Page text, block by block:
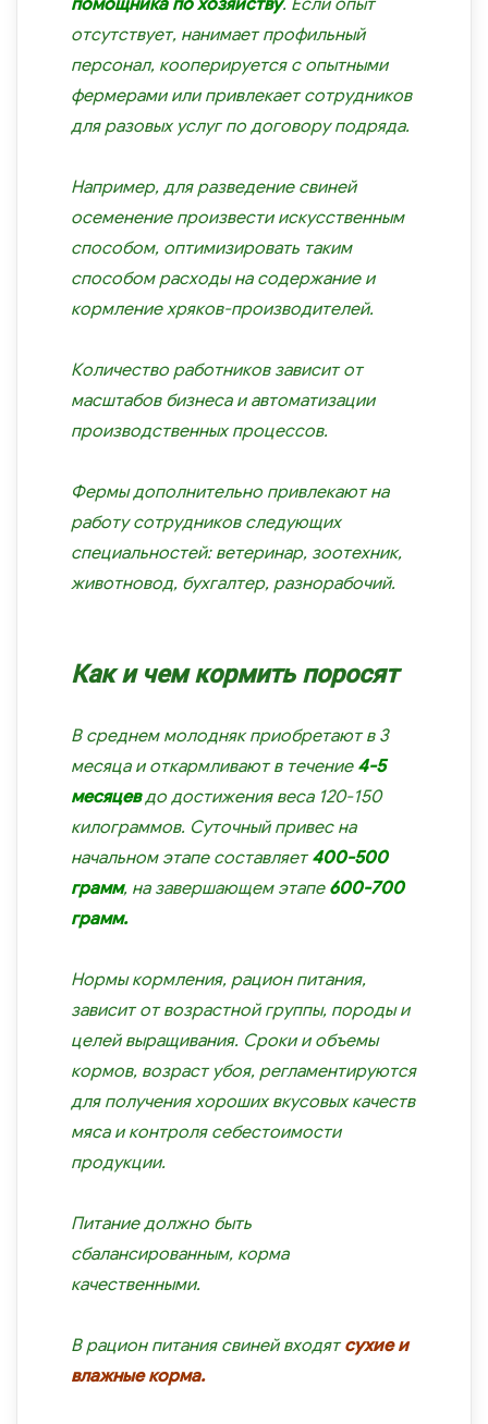
помощника по хозяйству. Если опыт
отсутствует, нанимает профильный
персонал, кооперируется с опытными
фермерами или привлекает сотрудников
для разовых услуг по договору подряда.
Например, для разведение свиней
осеменение произвести искусственным
способом, оптимизировать таким
способом расходы на содержание и
кормление хряков-производителей.
Количество работников зависит от
масштабов бизнеса и автоматизации
производственных процессов.
Фермы дополнительно привлекают на
работу сотрудников следующих
специальностей: ветеринар, зоотехник,
животновод, бухгалтер, разнорабочий.
Как и чем кормить поросят
В среднем молодняк приобретают в 3
месяца и откармливают в течение 4-5
месяцевдо достижения веса 120-150
килограммов. Суточный привес на
начальном этапе составляет400-500
грамм, на завершающем этапе 600-700
грамм.
Нормы кормления, рацион питания,
зависит от возрастной группы, породы и
целей выращивания. Сроки и объемы
кормов, возраст убоя, регламентируются
для получения хороших вкусовых качеств
мяса и контроля себестоимости
продукции.
Питание должно быть
сбалансированным, корма
качественными.
В рацион питания свиней входятсухие и
влажные корма.